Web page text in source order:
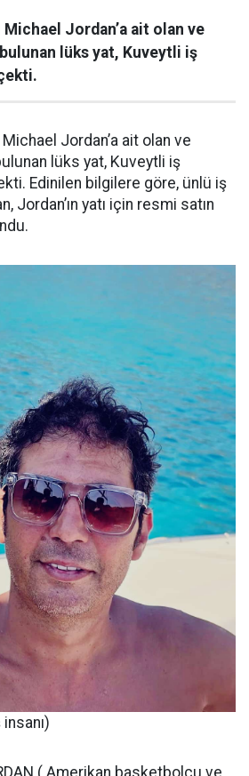
Jordan’a ait olan ve
lüks yat, Kuveytli iş
Jordan’a ait olan ve
lüks yat, Kuveytli iş
Edinilen bilgilere göre, ünlü iş
Jordan’ın yatı için resmi satın